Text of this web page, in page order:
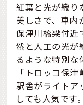
紅葉と光が織り
美しさで、車内
保津川橋梁付近
然と人工の光が
るような特別な
「トロッコ保
駅舎がライトア
しても人気です。